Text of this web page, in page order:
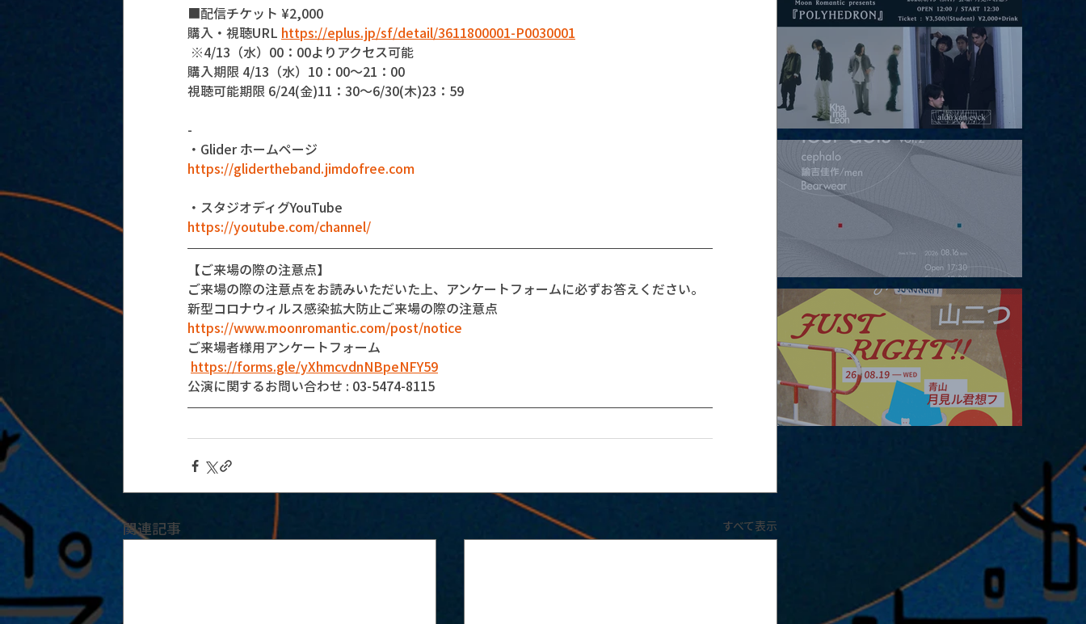
■配信チケット ¥2,000
購入・視聴URL https://eplus.jp/sf/detail/3611800001-P0030001
※4/13（水）00：00よりアクセス可能
購入期限 4/13（水）10：00～21：00
視聴可能期限 6/24(金)11：30～6/30(木)23：59
-
・Glider ホームページ
https://glidertheband.jimdofree.com
・スタジオディグYouTube
https://youtube.com/channel/
【ご来場の際の注意点】
ご来場の際の注意点をお読みいただいた上、アンケートフォームに必ずお答えください。
新型コロナウィルス感染拡大防止ご来場の際の注意点
https://www.moonromantic.com/post/notice
ご来場者様用アンケートフォーム
https://forms.gle/yXhmcvdnNBpeNFY59
公演に関するお問い合わせ : 03-5474-8115
関連記事 すべて表示
2026.08.15 |【観覧】昼）月見ルpre.『POLYHEDRON』
2026.08.16 |【観覧】夜）four dots vol.2